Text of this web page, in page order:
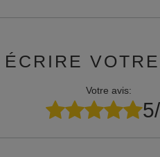
ÉCRIRE
Votre avis: